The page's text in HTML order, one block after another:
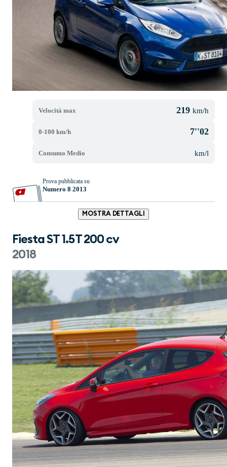
Velocità max 219 km/h
0-100 km/h 7''02
Consumo Medio km/l
Prova pubblicata su
Numero 8 2013
MOSTRA DETTAGLI
Fiesta ST 1.5T 200 cv
2018